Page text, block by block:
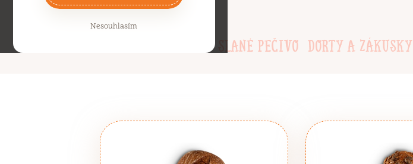
BÁBOVKY SLANÉ PEČIVO DORTY A ZÁKUSKY
Nesouhlasím